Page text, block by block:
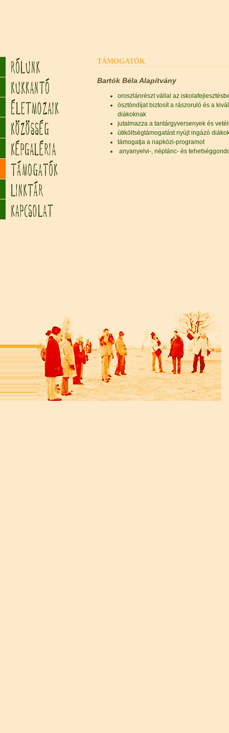
TÁMOGATÓK
Bartók Béla Alapítvány
oroszlánrészt vállal az
ösztöndíjat biztosít a rászoruló és a
diákoknak
jutalmazza a tantárgyversenyek és
útiköltségtámogatást nyújt ingázó
támogatja a napközi-programot
anyanyelvi-, néptánc- és